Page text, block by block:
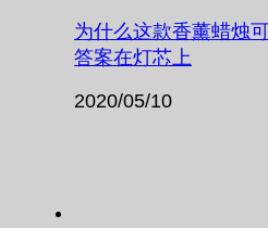
为什么这款香薰蜡烛
答案在灯芯上
2020/05/10